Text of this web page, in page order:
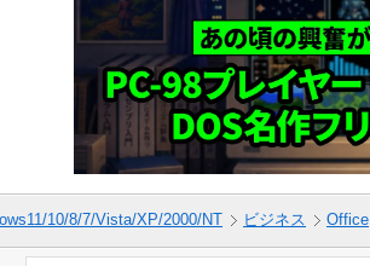
10/8/7/Vista/XP/2000/NT ビジネス Office